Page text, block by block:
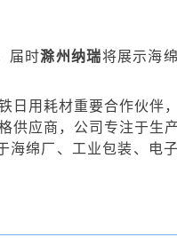
届时滁州纳瑞将展示海
日用耗材重要合作伙伴
供应商，公司专注于生
海绵厂、工业包装、电